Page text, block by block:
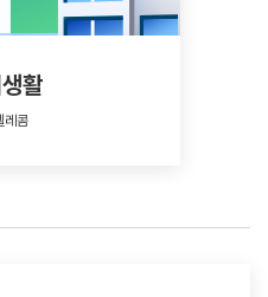
활
레콤